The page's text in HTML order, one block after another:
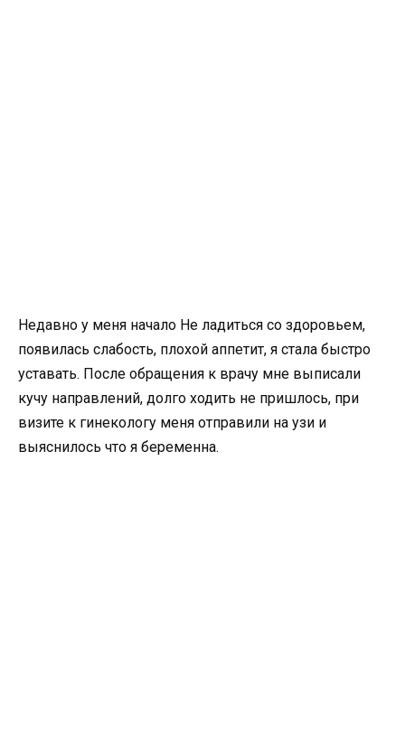
Недавно у меня начало Не ладиться со здоровьем,
появилась слабость, плохой аппетит, я стала быстро
уставать. После обращения к врачу мне выписали
кучу направлений, долго ходить не пришлось, при
визите к гинекологу меня отправили на узи и
выяснилось что я беременна.